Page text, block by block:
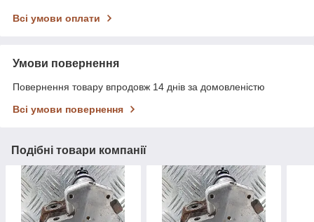
Всі умови оплати
Умови повернення
Повернення товару впродовж 14 днів за домовленістю
Всі умови повернення
Подібні товари компанії